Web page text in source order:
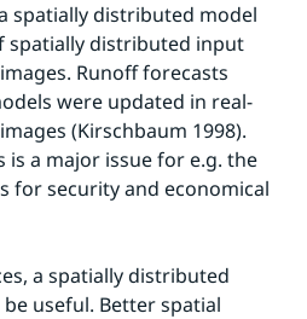
spatially distributed model
spatially distributed input
Runoff forecasts
were updated in real-
(Kirschbaum 1998).
a major issue for e.g. the
for security and economical
a spatially distributed
useful. Better spatial